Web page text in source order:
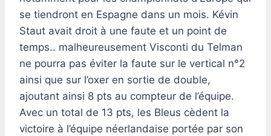
se tiendront en Espagne dans un mois. Kévin
Staut avait droit à une faute et un point de
temps.. malheureusement Visconti du Telman
ne pourra pas éviter la faute sur le vertical n°2
ainsi que sur l’oxer en sortie de double,
ajoutant ainsi 8 pts au compteur de l’équipe.
Avec un total de 13 pts, les Bleus cèdent la
victoire à l’équipe néerlandaise portée par son